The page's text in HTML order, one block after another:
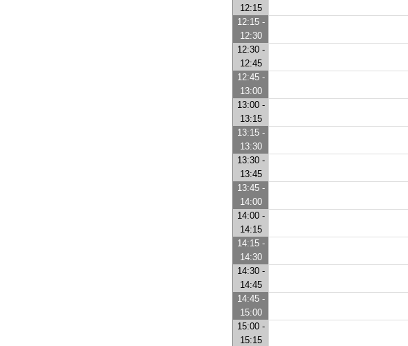
12:15
12:15 -
12:30
12:30 -
12:45
12:45 -
13:00
13:00 -
13:15
13:15 -
13:30
13:30 -
13:45
13:45 -
14:00
14:00 -
14:15
14:15 -
14:30
14:30 -
14:45
14:45 -
15:00
15:00 -
15:15